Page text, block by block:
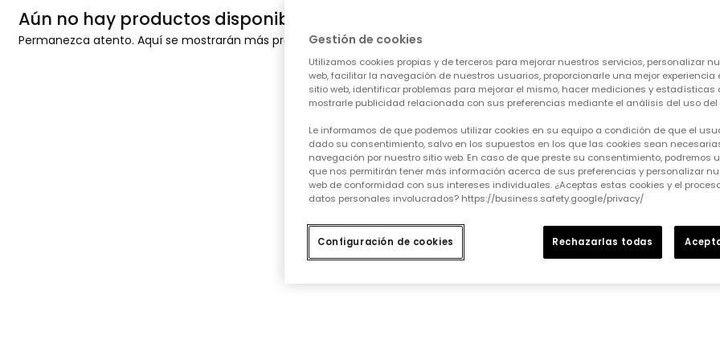
Aún no hay productos disponibles
Permanezca atento. Aquí se mostrarán más productos a medida que se vayan añadiendo.
Gestión de cookies
Utilizamos cookies propias y de terceros para mejorar nuestros servicios, personalizar
web, facilitar la navegación de nuestros usuarios, proporcionarle una mejor experiencia
sitio web, identificar problemas para mejorar el mismo, hacer mediciones y estadísticas
mostrarle publicidad relacionada con sus preferencias mediante el análisis del uso del
Le informamos de que podemos utilizar cookies en su equipo a condición de que el
dado su consentimiento, salvo en los supuestos en los que las cookies sean
navegación por nuestro sitio web. En caso de que preste su consentimiento, podremos
que nos permitirán tener más información acerca de sus preferencias y personalizar
web de conformidad con sus intereses individuales. ¿Aceptas estas cookies y el
datos personales involucrados? https://business.safety.google/privacy/
Configuración de cookies Rechazarlas todas